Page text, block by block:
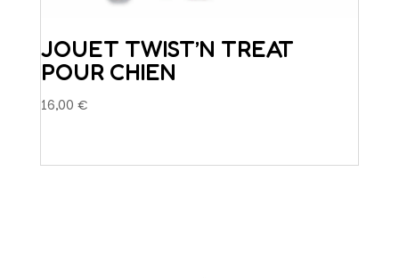
JOUET TWIST’N TREAT
POUR CHIEN
16,00 €